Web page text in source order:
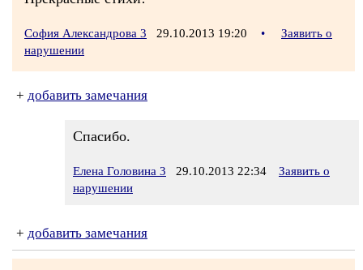
София Александрова 3 29.10.2013 19:20 •
Заявить о
нарушении
+ добавить замечания
Спасибо.
Елена Головина 3 29.10.2013 22:34
Заявить о
нарушении
+ добавить замечания